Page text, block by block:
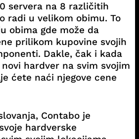
servera na 8 različitih
radi u velikom obimu. To
obima gde može da
prilikom kupovine svojih
Dakle, čak i kada
hardver na svim svojim
ćete naći njegove cene
Contabo je
hardverske